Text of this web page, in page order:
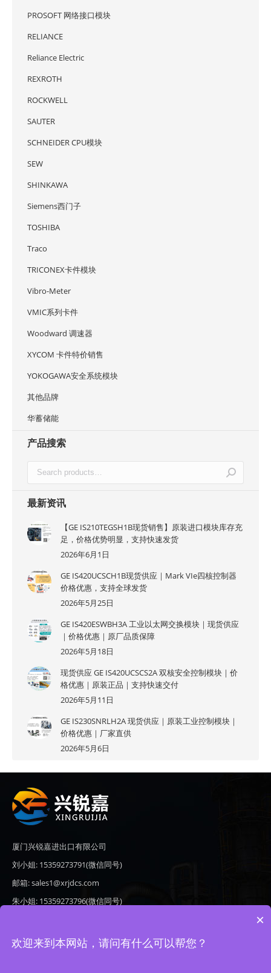
PROSOFT 网络接口模块
RELIANCE
Reliance Electric
REXROTH
ROCKWELL
SAUTER
SCHNEIDER CPU模块
SEW
SHINKAWA
Siemens西门子
TOSHIBA
Traco
TRICONEX卡件模块
Vibro-Meter
VMIC系列卡件
Woodward 调速器
XYCOM 卡件特价销售
YOKOGAWA安全系统模块
其他品牌
华蓄储能
产品搜索
最新资讯
【GE IS210TEGSH1B现货销售】原装进口模块库存充
足，价格优势明显，支持快速发货
2026年6月1日
GE IS420UCSCH1B现货供应｜Mark VIe四核控制器
价格优惠，支持全球发货
2026年5月25日
GE IS420ESWBH3A 工业以太网交换模块｜现货供应
｜价格优惠｜原厂品质保障
2026年5月18日
现货供应 GE IS420UCSCS2A 双核安全控制模块｜价
格优惠｜原装正品｜支持快速交付
2026年5月11日
GE IS230SNRLH2A 现货供应｜原装工业控制模块｜
价格优惠｜厂家直供
2026年5月6日
厦门兴锐嘉进出口有限公司
刘小姐: 15359273791(微信同号)
邮箱: sales1@xrjdcs.com
朱小姐: 15359273796(微信同号)
地址: 厦门市翔安区新澳路510号海峡现代城A座6楼609
×
欢迎来到本网站，请问有什么可以帮您？